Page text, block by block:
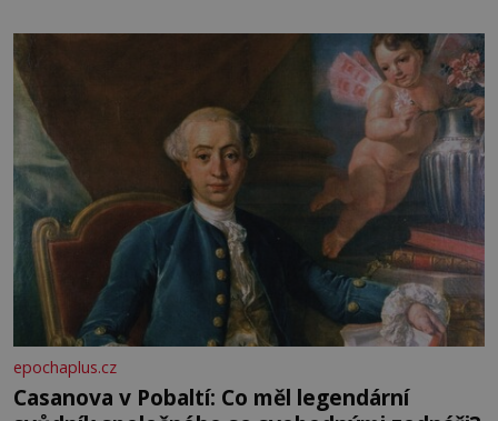
epochaplus.cz
Casanova v Pobaltí: Co měl legendární